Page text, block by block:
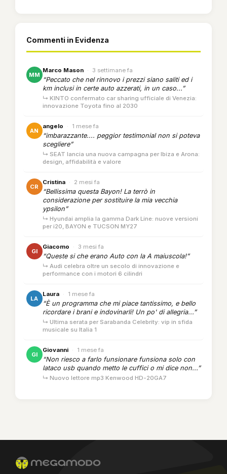
Commenti in Evidenza
MM
Marco Mason · 3 settimane fa
“Peccato che nel rinnovo i prezzi siano saliti ed i
km inclusi in certe auto azzerati, in un caso...”
↳ KINTO confermato car sharing ufficiale di Venezia:
innovazione Toyota fino al 2030
AN
angelo · 1 mese fa
“imbarazzante.... peggior testimonial non si poteva
scegliere”
↳ SEAT lancia una nuova campagna per Ibiza e Arona:
design, affidabilità e valore
CR
Cristina · 2 mesi fa
“Bellissima questa Bayon! La terrò in
considerazione per sostituire la mia vecchia
ypsilon”
↳ Hyundai amplia la gamma Dark Line: nuove versioni
per i20, BAYON e TUCSON MY27
GI
Giacomo · 3 mesi fa
“Queste si che erano Auto con la A maiuscola!”
↳ Audi celebra oltre un secolo di innovazione e
performance con i motori 6 cilindri
LA
Laura · 1 mese fa
“È un programma che mi piace tantissimo, e bello
ricordare i brani e indovinarli! Un po' di allegria...”
↳ Ultima serata per Sarabanda Celebrity: vip in sfida
musicale su Italia 1
GI
Giovanni · 1 mese fa
“Non riesco a farlo funsionare funsiona solo con
lataco usb quando metto le cuffici o mi dice non...”
↳ Nuovo lettore mp3 Kenwood HD-20GA7